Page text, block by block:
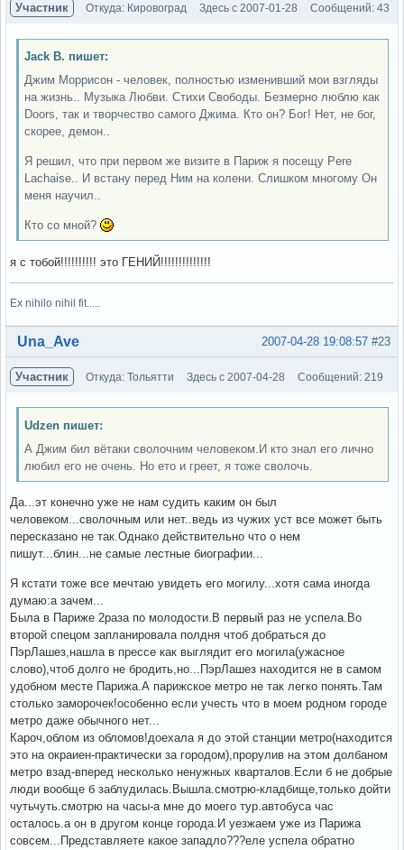
Участник Откуда: Кировоград Здесь с 2007-01-28 Сообщений: 43
Jack B. пишет:
Джим Моррисон - человек, полностью изменивший мои взгляды
на жизнь.. Музыка Любви. Стихи Свободы. Безмерно люблю как
Doors, так и творчество самого Джима. Кто он? Бог! Нет, не бог,
скорее, демон..
Я решил, что при первом же визите в Париж я посещу Pere
Lachaise.. И встану перед Ним на колени. Слишком многому Он
меня научил..
Кто со мной?
я с тобой!!!!!!!!!! это ГЕНИЙ!!!!!!!!!!!!!!
Ex nihilo nihil fit.....
Вне форума #23
2007-04-28 19:08:57
Una_Ave
Участник Откуда: Тольятти Здесь с 2007-04-28 Сообщений: 219
Udzen пишет:
А Джим бил вётаки сволочним человеком.И кто знал его лично
любил его не очень. Но ето и греет, я тоже сволочь.
Да...эт конечно уже не нам судить каким он был
человеком...сволочным или нет..ведь из чужих уст все может быть
пересказано не так.Однако действительно что о нем
пишут...блин...не самые лестные биографии...
Я кстати тоже все мечтаю увидеть его могилу...хотя сама иногда
думаю:а зачем...
Была в Париже 2раза по молодости.В первый раз не успела.Во
второй спецом запланировала полдня чтоб добраться до
ПэрЛашез,нашла в прессе как выглядит его могила(ужасное
слово),чтоб долго не бродить,но...ПэрЛашез находится не в самом
удобном месте Парижа.А парижское метро не так легко понять.Там
столько заморочек!особенно если учесть что в моем родном городе
метро даже обычного нет...
Кароч,облом из обломов!доехала я до этой станции метро(находится
это на окраиен-практически за городом),прорулив на этом долбаном
метро взад-вперед несколько ненужных кварталов.Если б не добрые
люди вообще б заблудилась.Вышла.смотрю-кладбище,только дойти
чутьчуть.смотрю на часы-а мне до моего тур.автобуса час
осталось.а он в другом конце города.И уезжаем уже из Парижа
совсем...Представляете какое западло???еле успела обратно